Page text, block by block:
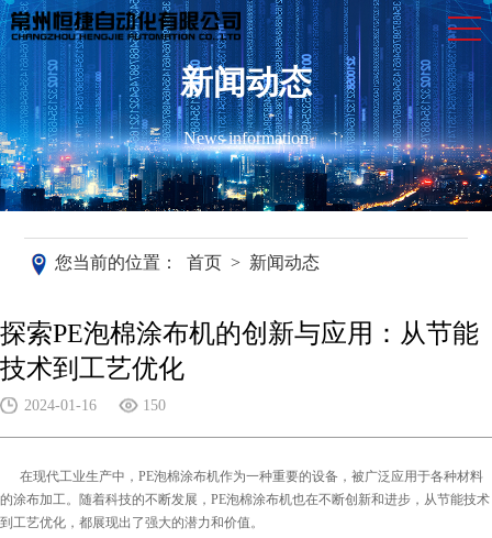
新闻动态
News information
您当前的位置： 首页 > 新闻动态
探索PE泡棉涂布机的创新与应用：从节能
技术到工艺优化
2024-01-16 150
在现代工业生产中，PE泡棉涂布机作为一种重要的设备，被广泛应用于各种材料
的涂布加工。随着科技的不断发展，PE泡棉涂布机也在不断创新和进步，从节能技术
到工艺优化，都展现出了强大的潜力和价值。